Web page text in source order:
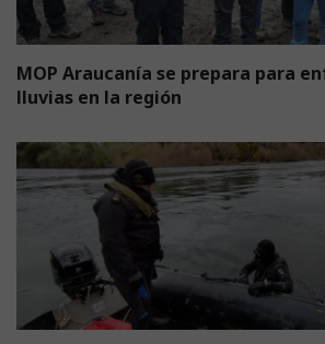
MOP Araucanía se prepara para
lluvias en la región